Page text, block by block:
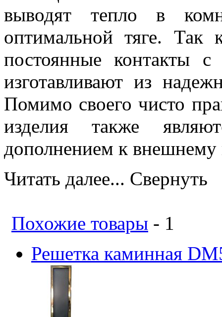
выводят тепло в
оптимальной тяге.
постоянные контакты
изготавливают из
Помимо своего чисто
изделия также
дополнением к внешнему
Читать далее... Свернуть
Похожие товары - 1
Решетка каминная